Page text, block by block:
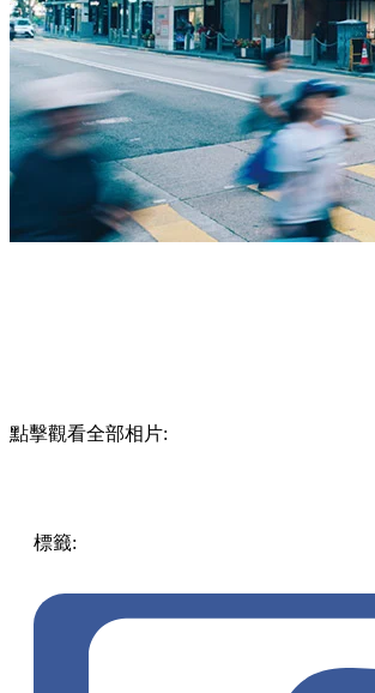
點擊觀看全部相片:
標籤: